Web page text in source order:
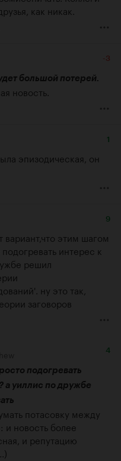
как никак.
-3
большой потерей.
новость.
1
эпизодическая, он
9
вариант,что этим шагом
интерес к
решил
ну это так,
заговоров
4
подогревать
а уиллис по дружбе
потасовку между
новость более
и репутацию